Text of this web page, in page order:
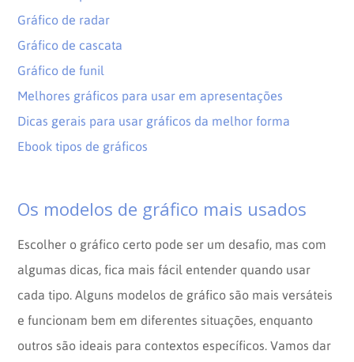
Gráfico de radar
Gráfico de cascata
Gráfico de funil
Melhores gráficos para usar em apresentações
Dicas gerais para usar gráficos da melhor forma
Ebook tipos de gráficos
Os modelos de gráfico mais usados
Escolher o gráfico certo pode ser um desafio, mas com
algumas dicas, fica mais fácil entender quando usar
cada tipo. Alguns modelos de gráfico são mais versáteis
e funcionam bem em diferentes situações, enquanto
outros são ideais para contextos específicos. Vamos dar